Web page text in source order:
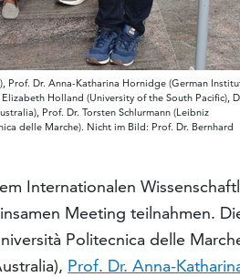
Prof. Dr. Anna-Katharina Hornidge (German
Holland (University of the South Pacific),
Prof. Dr. Torsten Schlurmann (Leibniz
delle Marche). Nicht im Bild: Prof. Dr. Bernhard
Internationalen
Meeting teilnahmen.
Politecnica delle
Prof. Dr. Anna-